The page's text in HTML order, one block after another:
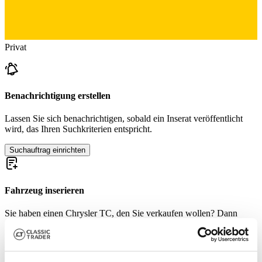
Privat
Benachrichtigung erstellen
Lassen Sie sich benachrichtigen, sobald ein Inserat veröffentlicht
wird, das Ihren Suchkriterien entspricht.
Suchauftrag einrichten
Fahrzeug inserieren
Sie haben einen Chrysler TC, den Sie verkaufen wollen? Dann
Fahrzeug inserieren